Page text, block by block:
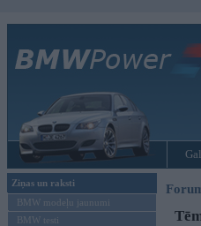
Ziņas un raksti
BMW modeļu jaunumi
BMW testi